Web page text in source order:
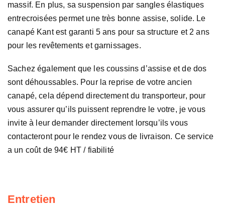
massif. En plus, sa suspension par sangles élastiques
entrecroisées permet une très bonne assise, solide. Le
canapé Kant est garanti 5 ans pour sa structure et 2 ans
pour les revêtements et garnissages.
Sachez également que les coussins d’assise et de dos
sont déhoussables. Pour la reprise de votre ancien
canapé, cela dépend directement du transporteur, pour
vous assurer qu’ils puissent reprendre le votre, je vous
invite à leur demander directement lorsqu’ils vous
contacteront pour le rendez vous de livraison. Ce service
a un coût de 94€ HT / fiabilité
Entretien